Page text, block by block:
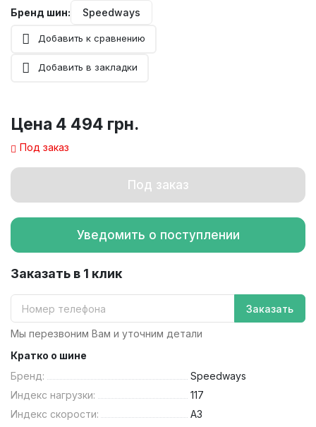
Бренд шин: Speedways
Добавить к сравнению
Добавить в закладки
Цена 4 494 грн.
Под заказ
Под заказ
Уведомить о поступлении
Заказать в 1 клик
Заказать
Мы перезвоним Вам и уточним детали
Кратко о шине
Бренд:
Speedways
Индекс нагрузки:
117
Индекс скорости:
A3